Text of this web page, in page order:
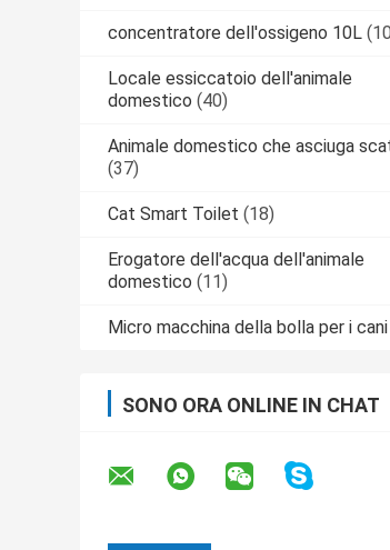
concentratore dell'ossigeno 10L
Locale essiccatoio dell'animale
domestico (40)
Animale domestico che asciuga
(37)
Cat Smart Toilet (18)
Erogatore dell'acqua dell'animale
domestico (11)
Micro macchina della bolla per i cani
SONO ORA ONLINE IN CHAT